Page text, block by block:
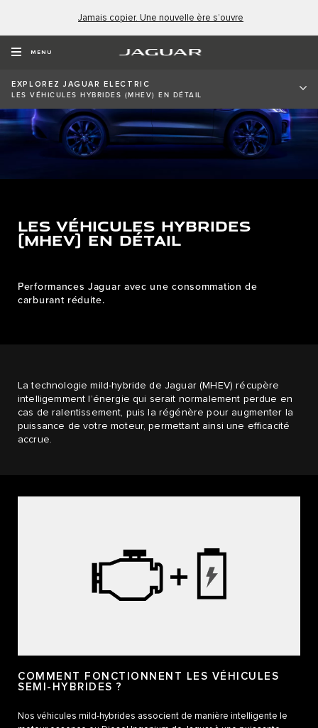
Jamais copier. Une nouvelle ère s’ouvre
MENU
EXPLOREZ JAGUAR ELECTRIC
LES VÉHICULES HYBRIDES (MHEV) EN DÉTAIL
LES VÉHICULES HYBRIDES
(MHEV) EN DÉTAIL
Performances Jaguar avec une consommation de
carburant réduite.
La technologie mild-hybride de Jaguar (MHEV) récupère
intelligemment l’énergie qui serait normalement perdue en
cas de ralentissement, puis la régénère pour augmenter la
puissance de votre moteur, permettant ainsi une efficacité
accrue.
COMMENT FONCTIONNENT LES VÉHICULES
SEMI-HYBRIDES ?
Nos véhicules mild-hybrides associent de manière intelligente le